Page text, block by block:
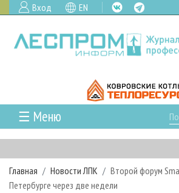
Вход EN
☰ Меню
ГЛАВНАЯ
РУБРИКИ И ТЕМЫ
РУБРИКИ ЖУРНАЛА
НОВОСТИ
Главная Новости ЛПК
Второй форум
Петербурге через две недели